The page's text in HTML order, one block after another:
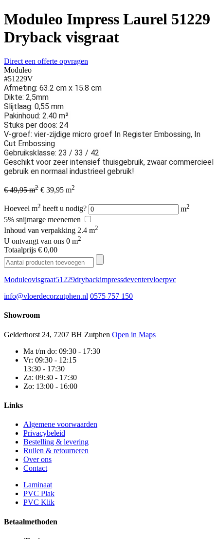
Moduleo Impress Laurel 51229
Dryback visgraat
Direct een offerte opvragen
Moduleo
#51229V
Afmeting: 63.2 cm x 15.8 cm
Dikte: 2,5mm
Slijtlaag: 0,55 mm
Pakinhoud: 2.40 m²
Stuks per doos: 24
V-groef: vier-zijdige micro groef In Register Embossing, In
Cut Embossing
Gebruiksklasse: 23 / 33 / 42
Geschikt voor zeer intensief thuisgebruik, zwaar commercieel
gebruik en normaal industrieel gebruik!
€ 49,95 m2 € 39,95 m2
Hoeveel m2 heeft u nodig? m2
5% snijmarge meenemen
Inhoud van verpakking 2.4 m2
U ontvangt van ons 0 m2
Totaalprijs € 0,00
Moduleovisgraat51229drybackimpressdeventervloerpvc
info@vloerdecorzutphen.nl 0575 757 150
Showroom
Gelderhorst 24, 7207 BH Zutphen Open in Maps
Ma t/m do: 09:30 - 17:30
Vr: 09:30 - 12:15
13:30 - 17:30
Za: 09:30 - 17:30
Zo: 13:00 - 16:00
Links
Algemene voorwaarden
Privacybeleid
Bestelling & levering
Ruilen & retourneren
Over ons
Contact
Laminaat
PVC Plak
PVC Klik
Betaalmethoden